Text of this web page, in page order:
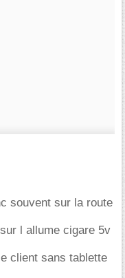
souvent sur la route
l allume cigare 5v
client sans tablette